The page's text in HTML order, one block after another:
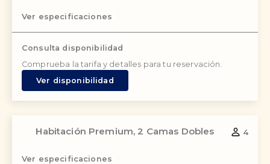
Ver especificaciones
Consulta disponibilidad
Comprueba la tarifa y detalles para tu reservación.
Ver disponibilidad
Habitación Premium, 2 Camas Dobles
Ver especificaciones
4